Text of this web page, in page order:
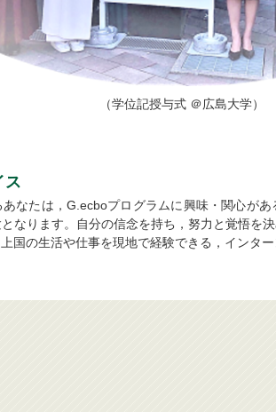
（学位記授与式 ＠広島大学）
ス
なたは，G.ecboプログラムに興味・関心が
なります。自分の信念を持ち，努力と覚悟を
国の生活や仕事を現地で経験できる，インタ